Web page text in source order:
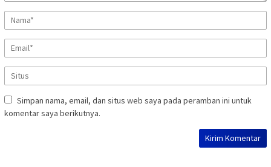
Simpan nama, email, dan situs web saya pada peramban ini untuk
komentar saya berikutnya.